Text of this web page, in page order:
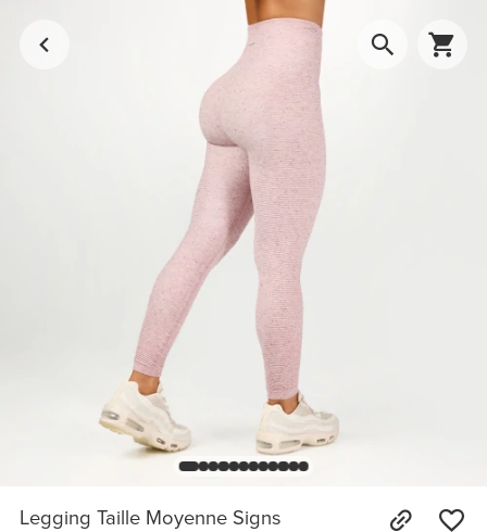
Legging Taille Moyenne Signs